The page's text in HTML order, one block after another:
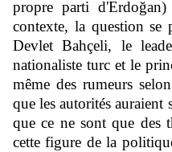
propre parti
contexte, la question se
Devlet Bahçeli, le
nationaliste turc et le
même des rumeurs
que les autorités auraient
que ce ne sont que
cette figure de la